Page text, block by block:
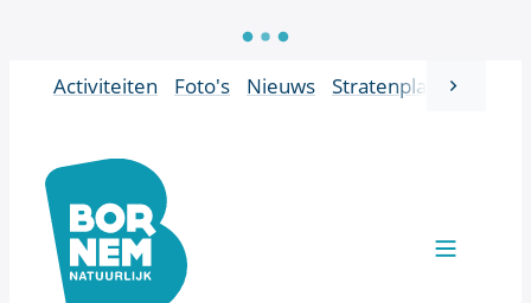
Naar inhoud
scroll
Activiteiten Foto's Nieuws Stratenplan